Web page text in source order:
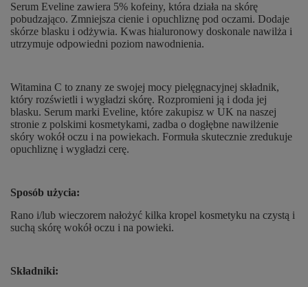
Serum Eveline zawiera 5% kofeiny, która działa na skórę
pobudzająco. Zmniejsza cienie i opuchliznę pod oczami. Dodaje
skórze blasku i odżywia. Kwas hialuronowy doskonale nawilża i
utrzymuje odpowiedni poziom nawodnienia.
Witamina C to znany ze swojej mocy pielęgnacyjnej składnik,
który rozświetli i wygładzi skórę. Rozpromieni ją i doda jej
blasku. Serum marki Eveline, które zakupisz w UK na naszej
stronie z polskimi kosmetykami, zadba o dogłębne nawilżenie
skóry wokół oczu i na powiekach. Formuła skutecznie zredukuje
opuchliznę i wygładzi cerę.
Sposób użycia:
Rano i/lub wieczorem nałożyć kilka kropel kosmetyku na czystą i
suchą skórę wokół oczu i na powieki.
Składniki: